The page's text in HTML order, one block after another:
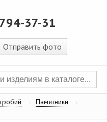
37-31
Отправить фото
→ Памятники
→